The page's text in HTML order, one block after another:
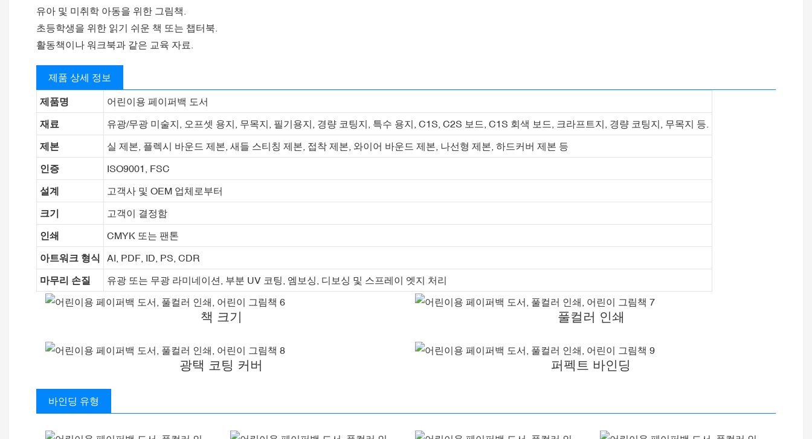
유아 및 미취학 아동을 위한 그림책.
초등학생을 위한 읽기 쉬운 책 또는 챕터북.
활동책이나 워크북과 같은 교육 자료.
제품 상세 정보
제품명 어린이용 페이퍼백 도서
재료 유광/무광 미술지, 오프셋 용지, 무목지, 필기용지, 경량 코팅지, 특수 용지, C1S, C2S 보드, C1S 회색 보드, 크라프트지, 경량 코팅지, 무목지 등.
제본 실 제본, 플렉시 바운드 제본, 새들 스티칭 제본, 접착 제본, 와이어 바운드 제본, 나선형 제본, 하드커버 제본 등
인증 ISO9001, FSC
설계 고객사 및 OEM 업체로부터
크기 고객이 결정함
인쇄 CMYK 또는 팬톤
아트워크 형식 AI, PDF, ID, PS, CDR
마무리 손질 유광 또는 무광 라미네이션, 부분 UV 코팅, 엠보싱, 디보싱 및 스프레이 엣지 처리
책 크기 풀컬러 인쇄
광택 코팅 커버 퍼펙트 바인딩
바인딩 유형